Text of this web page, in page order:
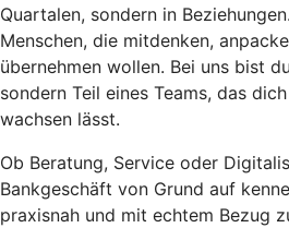
Quartalen, sondern in
Menschen, die mitdenken,
übernehmen wollen. Bei uns bist
sondern Teil eines Teams, das
wachsen lässt.
Ob Beratung, Service oder
Bankgeschäft von Grund auf
praxisnah und mit echtem Bezug